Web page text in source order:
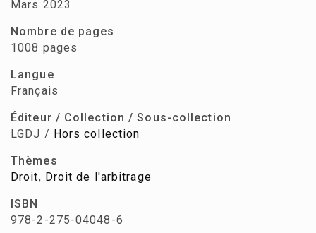
Mars 2023
Nombre de pages
1008 pages
Langue
Français
Éditeur / Collection / Sous-collection
LGDJ / Hors collection
Thèmes
Droit, Droit de l'arbitrage
ISBN
978-2-275-04048-6